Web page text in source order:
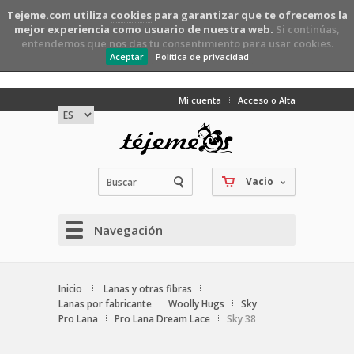
Tejeme.com utiliza cookiespara garantizar que te ofrecemos la
mejor experiencia como usuario de nuestra web. Si continúas,
entendemos que nos das tu consentimiento para usar cookies.
Aceptar Política de privacidad
Mi cuenta Acceso o Alta
Vacio
Navegación
Inicio
Lanas y otras fibras
Lanas por fabricante
Woolly Hugs
Sky
Pro Lana
Pro Lana Dream Lace Sky 38